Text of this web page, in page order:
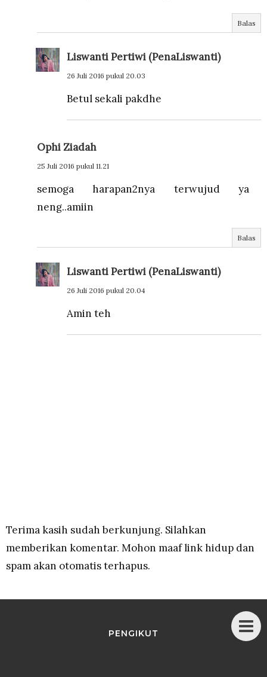
Balas
Liswanti Pertiwi (PenaLiswanti)
26 Juli 2016 pukul 20.03
Betul sekali pakdhe
Ophi Ziadah
25 Juli 2016 pukul 11.21
semoga harapan2nya terwujud ya
neng..amiin
Balas
Liswanti Pertiwi (PenaLiswanti)
26 Juli 2016 pukul 20.04
Amin teh
Terima kasih sudah berkunjung. Silahkan
memberikan komentar. Mohon maaf link hidup dan
spam akan otomatis terhapus.
PENGIKUT